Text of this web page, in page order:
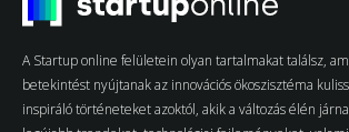
A Startup online felületein olyan tartalmakat találsz,
betekintést nyújtanak az innovációs ökoszisztéma
inspiráló történeteket azoktól, akik a változás élén